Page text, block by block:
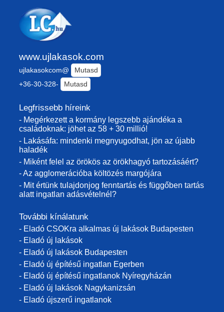
www.ujlakasok.com
ujlakasokcom@
Mutasd
+36-30-328-
Mutasd
Legfrissebb híreink
- Megérkezett a kormány legszebb ajándéka a
családoknak: jöhet az 58 + 30 millió!
- Lakásáfa: mindenki megnyugodhat, jön az újabb
haladék
- Miként felel az örökös az örökhagyó tartozásáért?
- Az agglomerációba költözés margójára
- Mit értünk tulajdonjog fenntartás és függőben tartás
alatt ingatlan adásvételnél?
További kínálatunk
- Eladó CSOKra alkalmas új lakások Budapesten
- Eladó új lakások
- Eladó új lakások Budapesten
- Eladó új építésű ingatlan Egerben
- Eladó új építésű ingatlanok Nyíregyházán
- Eladó új lakások Nagykanizsán
- Eladó újszerű ingatlanok